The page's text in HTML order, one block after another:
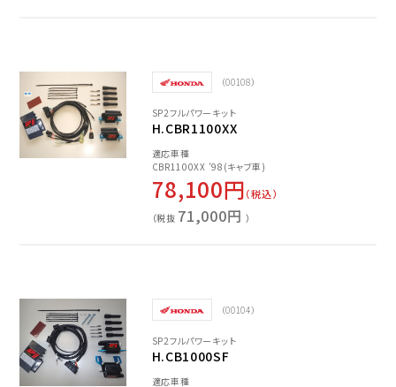
（00108）
SP2フルパワーキット
H.CBR1100XX
適応車種
CBR1100XX '98(キャブ車)
78,100円（税込）
（税抜 71,000円 ）
（00104）
SP2フルパワーキット
H.CB1000SF
適応車種